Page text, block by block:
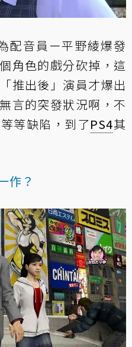
配音員ー平野綾爆發
角色的戲分砍掉，這
推出後」演員才爆出
言的突發狀況啊，不
等缺陷，到了PS4其
作？